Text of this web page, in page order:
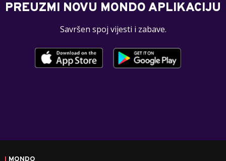
PREUZMI NOVU MONDO APLIKACIJU
Savršen spoj vijesti i zabave.
MONDO